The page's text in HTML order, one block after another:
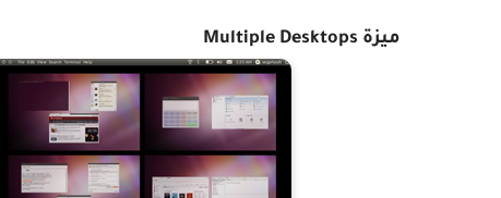
ميزة Multiple Desktops